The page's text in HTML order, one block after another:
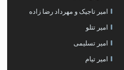
امیر تاجیک و مهرداد رضا زاده
امیر تتلو
امیر تسلیمی
امیر تیام